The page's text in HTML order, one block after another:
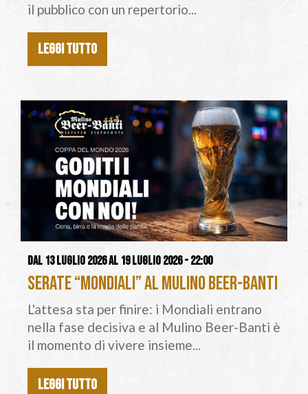
il pubblico con un repertorio...
LEGGI TUTTO
Dal 13 luglio 2026 al 19 luglio 2026 - 22:00
Serate “Mondiali” al Mulino Beer-Banti
L'attesa sta per finire: i Mondiali entrano
nella fase decisiva e al Mulino Beer-Banti è
il momento di vivere insieme...
LEGGI TUTTO